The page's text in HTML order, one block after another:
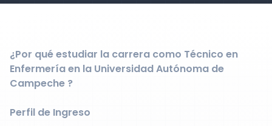
¿Por qué estudiar la carrera como Técnico en
Enfermería en la Universidad Autónoma de
Campeche ?
Perfil de Ingreso